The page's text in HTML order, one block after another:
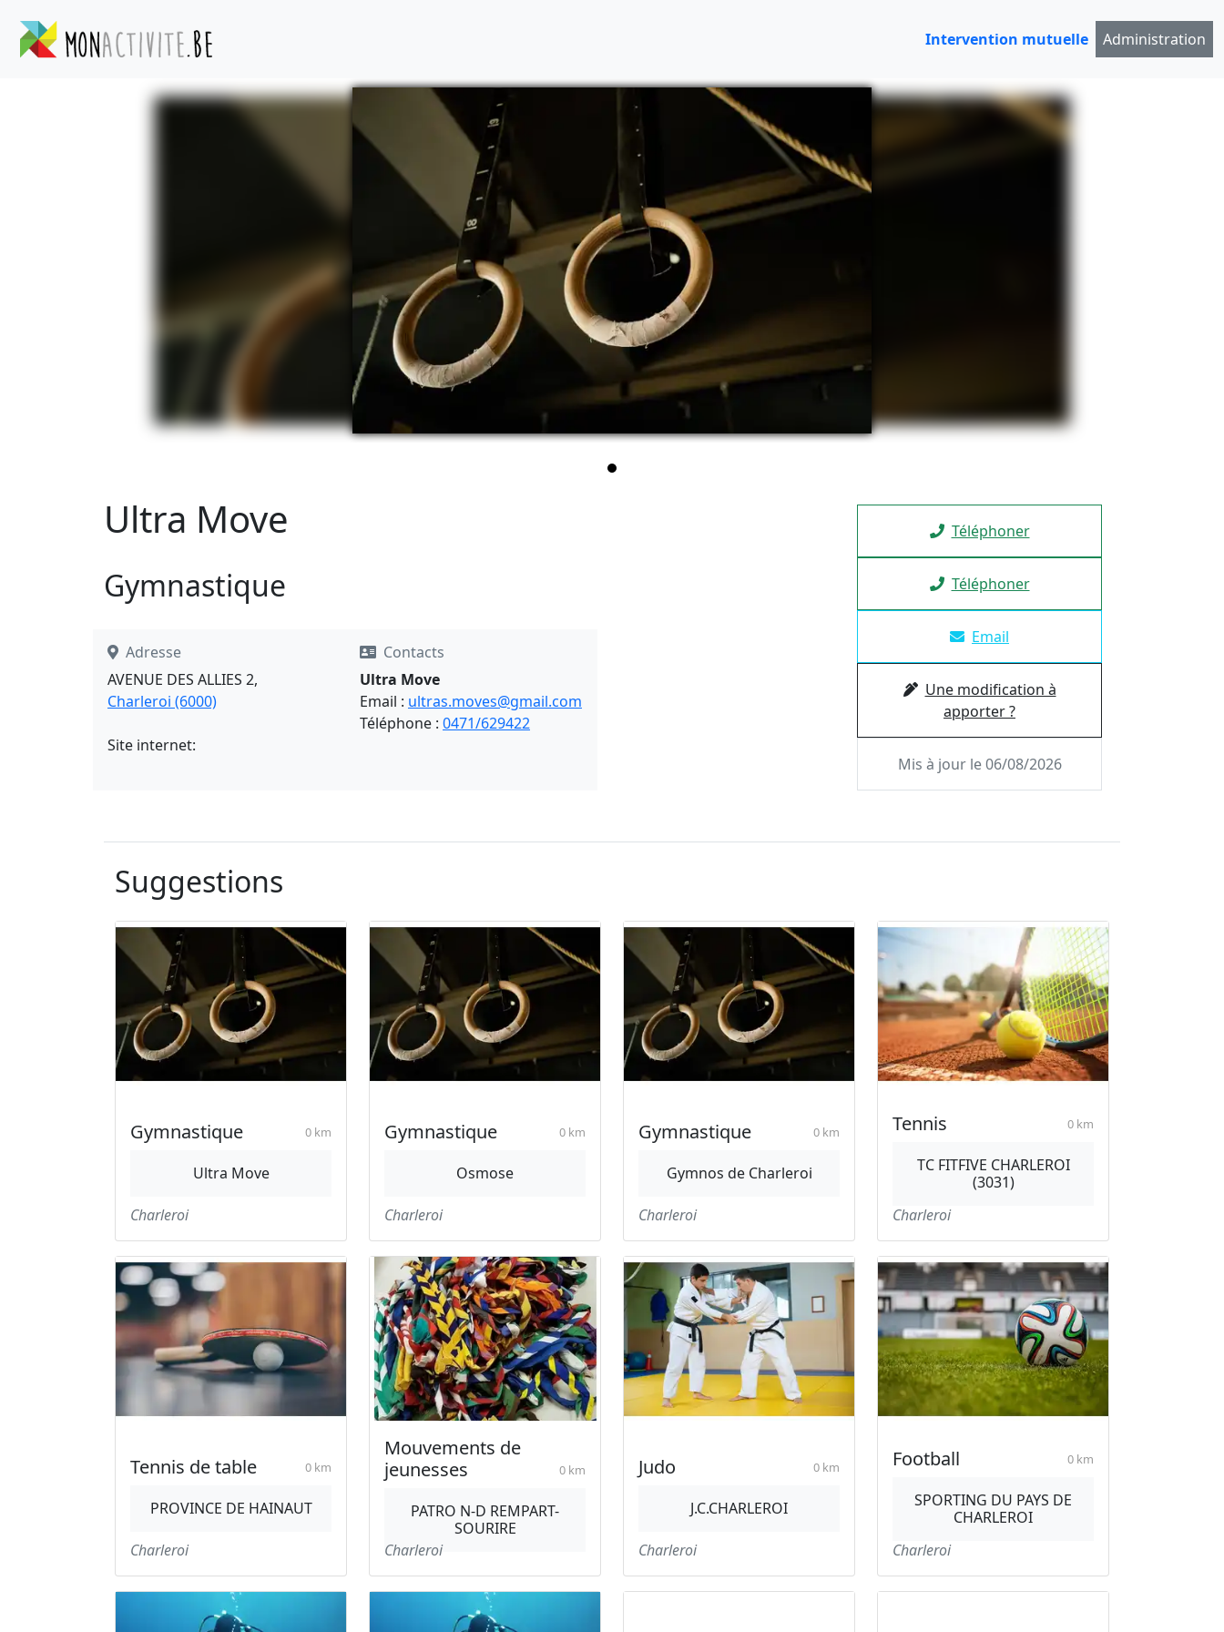
Intervention mutuelle Administration
Ultra Move
Gymnastique
Adresse
AVENUE DES ALLIES 2,
Charleroi (6000)
Site internet:
Contacts
Ultra Move
Email : ultras.moves@gmail.com
Téléphone : 0471/629422
Téléphoner
Téléphoner
Email
Une modification à
apporter ?
Mis à jour le 06/08/2026
Suggestions
Gymnastique 0 km
Ultra Move
Charleroi
Gymnastique 0 km
Osmose
Charleroi
Gymnastique 0 km
Gymnos de Charleroi
Charleroi
Tennis 0 km
TC FITFIVE CHARLEROI
(3031)
Charleroi
Tennis de table 0 km
PROVINCE DE HAINAUT
Charleroi
Mouvements de
jeunesses
0 km
PATRO N-D REMPART-
SOURIRE
Charleroi
Judo 0 km
J.C.CHARLEROI
Charleroi
Football 0 km
SPORTING DU PAYS DE
CHARLEROI
Charleroi